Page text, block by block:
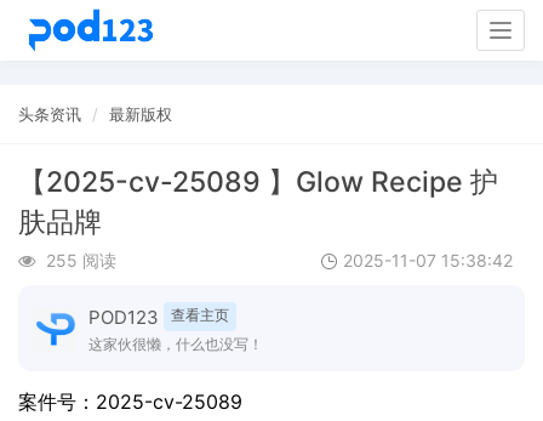
头条资讯 最新版权
【2025-cv-25089 】Glow Recipe 护
肤品牌
255 阅读 2025-11-07 15:38:42
POD123
查看主页
这家伙很懒，什么也没写！
案件号： 2025-cv-25089